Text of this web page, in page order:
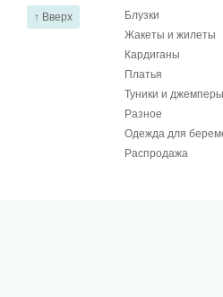
↑ Вверх Блузки
Жакеты и жилеты
Кардиганы
Платья
Туники и джемперы
Разное
Одежда для
Распродажа